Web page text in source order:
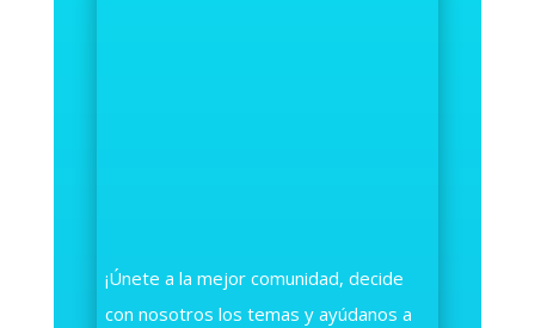
¡Únete a la mejor comunidad, decide
con nosotros los temas y ayúdanos a